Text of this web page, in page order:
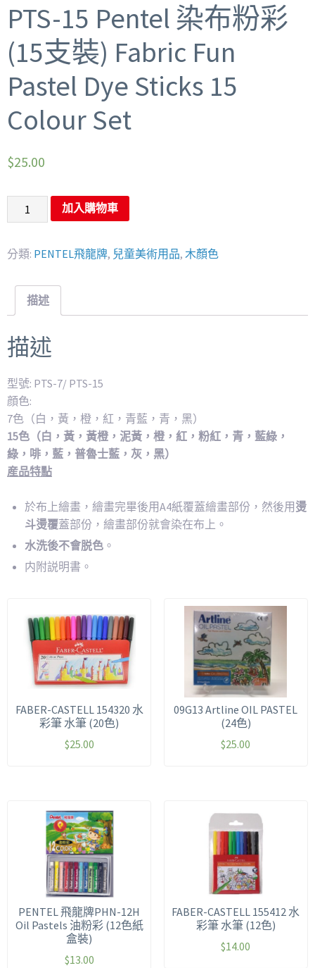
PTS-15 Pentel 染布粉彩
(15支裝) Fabric Fun
Pastel Dye Sticks 15
Colour Set
$25.00
加入購物車
分類: PENTEL飛龍牌, 兒童美術用品, 木顏色
描述
描述
型號: PTS-7/ PTS-15
顔色:
7色（白，黃，橙，紅，青藍，青，黑）
15色（白，黃，黃橙，泥黃，橙，紅，粉紅，青，藍綠，
綠，啡，藍，普魯士藍，灰，黑）
産品特點
於布上繪畫，繪畫完畢後用A4紙覆蓋繪畫部份，然後用 燙
斗燙覆蓋部份，繪畫部份就會染在布上。
水洗後不會脱色 。
内附説明書。
FABER-CASTELL 154320 水
彩筆 水筆 (20色)
$25.00
09G13 Artline OIL PASTEL
(24色)
$25.00
PENTEL 飛龍牌PHN-12H
Oil Pastels 油粉彩 (12色紙
盒裝)
$13.00
FABER-CASTELL 155412 水
彩筆 水筆 (12色)
$14.00